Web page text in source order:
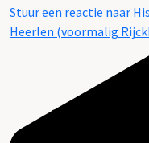
Stuur een reactie naar
Heerlen (voormalig